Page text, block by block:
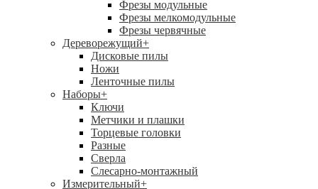
Фрезы модульные
Фрезы мелкомодульные
Фрезы червячные
Дереворежущий+
Дисковые пилы
Ножи
Ленточные пилы
Наборы+
Ключи
Метчики и плашки
Торцевые головки
Разные
Сверла
Слесарно-монтажный
Измерительный+